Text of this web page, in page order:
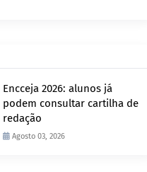
Encceja 2026: alunos já
podem consultar cartilha de
redação
Agosto 03, 2026